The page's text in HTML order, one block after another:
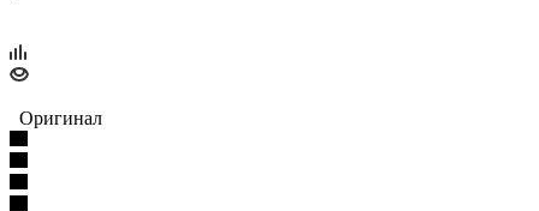
Оригинал